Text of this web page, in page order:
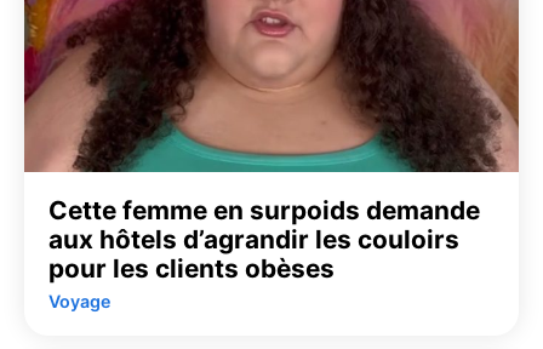
Cette femme en surpoids demande
aux hôtels d’agrandir les couloirs
pour les clients obèses
Voyage